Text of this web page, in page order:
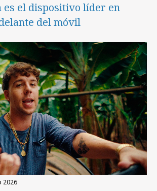
es el dispositivo líder en
del móvil
2026